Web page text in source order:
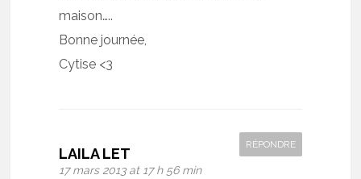
maison…..
Bonne journée,
Cytise <3
LAILA LET
17 mars 2013 at 17 h 56 min
RÉPONDRE